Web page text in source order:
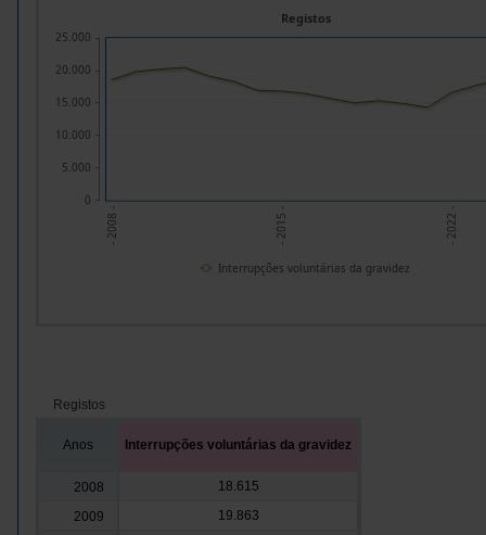
- 2008 - - 2015 - - 2022 -
Registos
0
5.000
10.000
15.000
20.000
25.000
Interrupções voluntárias da gravidez
Registos
Anos Interrupções voluntárias da gravidez
2008
18.615
2009
19.863